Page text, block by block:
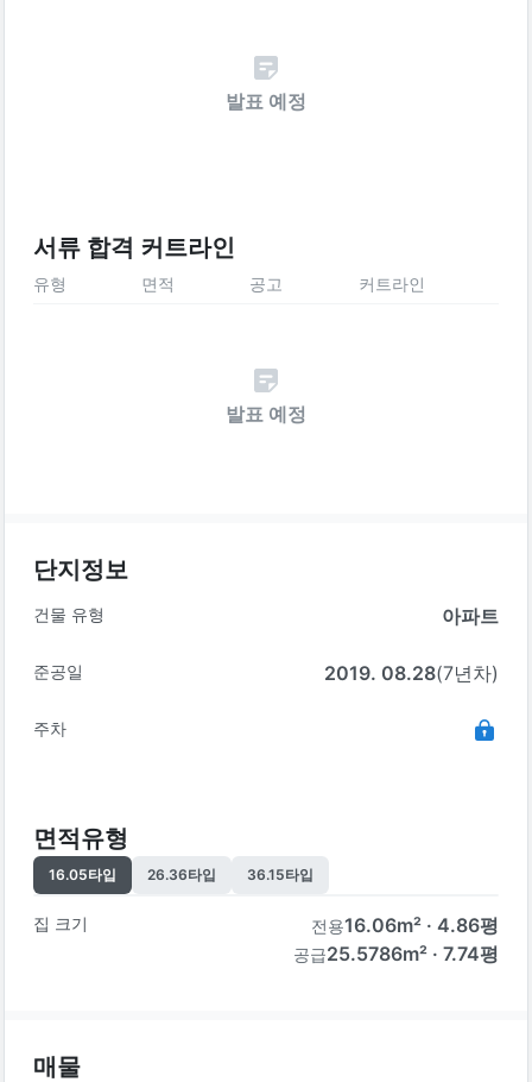
발표 예정
서류 합격 커트라인
유형 면적 공고 커트라인
발표 예정
단지정보
건물 유형 아파트
준공일 2019. 08.28(7년차)
주차
면적유형
16.05타입 26.36타입 36.15타입
집 크기 전용16.06m² · 4.86평
공급25.5786m² · 7.74평
매물